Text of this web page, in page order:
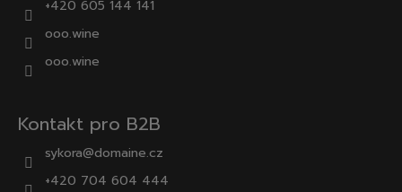
+420 605 144 141
ooo.wine
ooo.wine
Kontakt pro B2B
sykora@domaine.cz
+420 704 604 444